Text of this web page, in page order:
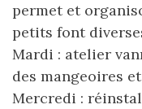
permet et
petits font
Mardi : atelier
des mangeoires
Mercredi :